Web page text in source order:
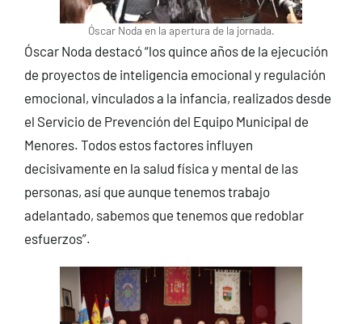
Óscar Noda en la apertura de la jornada.
Óscar Noda destacó “los quince años de la ejecución
de proyectos de inteligencia emocional y regulación
emocional, vinculados a la infancia, realizados desde
el Servicio de Prevención del Equipo Municipal de
Menores. Todos estos factores influyen
decisivamente en la salud física y mental de las
personas, así que aunque tenemos trabajo
adelantado, sabemos que tenemos que redoblar
esfuerzos”.